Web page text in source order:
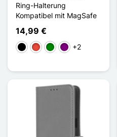
Ring-Halterung
Kompatibel mit MagSafe
14,99 €
Schwarz
Rot GrünViolett
+2